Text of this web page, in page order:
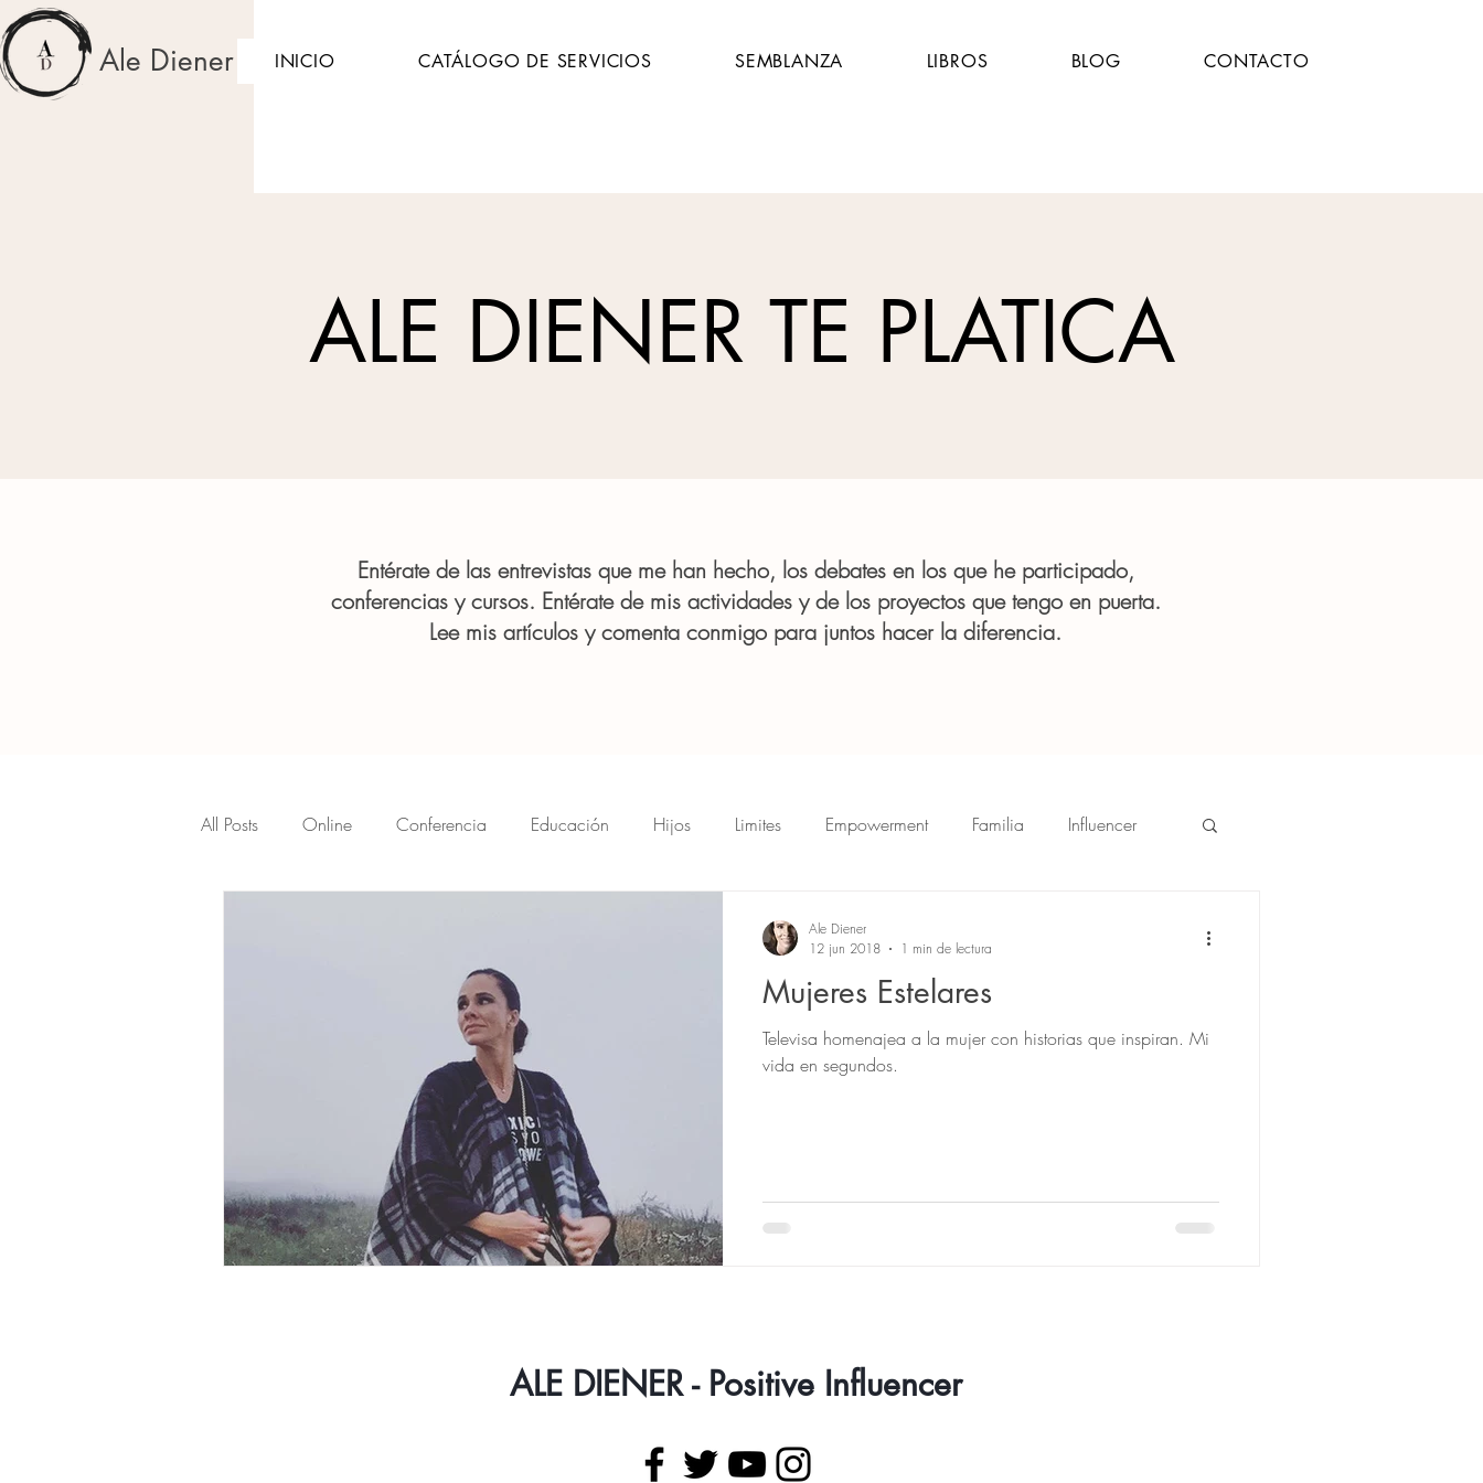
Ale Diener INICIO CATÁLOGO DE SERVICIOS SEMBLANZA LIBROS BLOG CONTACTO
ALE DIENER TE PLATICA
Entérate de las entrevistas que me han hecho, los debates en los que he participado,
conferencias y cursos. Entérate de mis actividades y de los proyectos que tengo en puerta.
Lee mis artículos y comenta conmigo para juntos hacer la diferencia.
All Posts Online Conferencia Educación Hijos Limites Empowerment Familia Influencer
Mujeres Estelares
Televisa homenajea a la mujer con historias que inspiran. Mi
vida en segundos.
Ale Diener
12 jun 2018
1 min de lectura
ALE DIENER - Positive Influencer